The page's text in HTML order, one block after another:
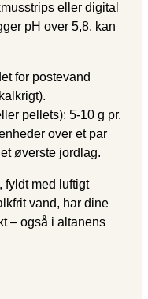
eller digital
pH over 5,8, kan
for postevand
pellets): 5-10 g pr.
over et par
øverste jordlag.
fyldt med luftigt
vand, har dine
– også i altanens